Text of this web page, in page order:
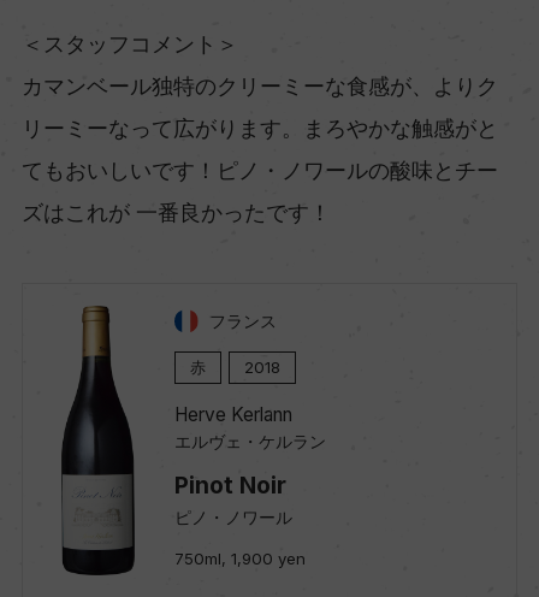
＜スタッフコメント＞
カマンベール独特のクリーミーな食感が、よりク
リーミーなって広がります。まろやかな触感がと
てもおいしいです！ピノ・ノワールの酸味とチー
ズはこれが 一番良かったです！
フランス
赤 2018
Herve Kerlann
エルヴェ・ケルラン
Pinot Noir
ピノ・ノワール
750ml, 1,900 yen